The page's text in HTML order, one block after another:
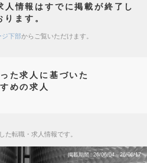
人情報はすでに掲載が終了し
ります。
ジ下部からご覧いただけます。
た求人に基づいた
めの求人
た転職・求人情報です。
掲載期間 26/06/04～26/06/17